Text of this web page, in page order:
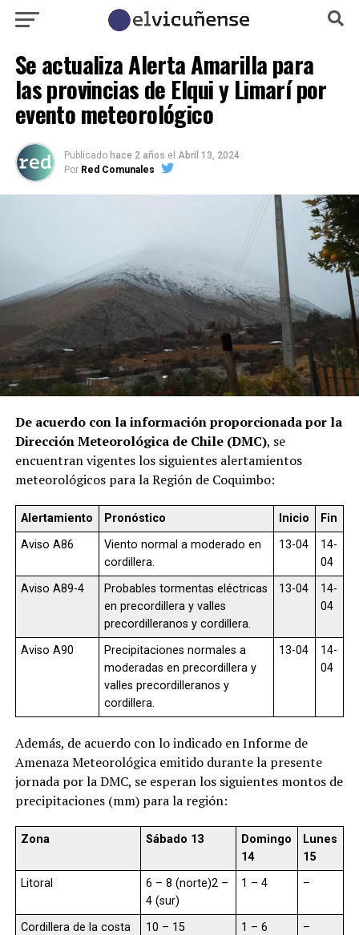
Se actualiza Alerta Amarilla para
las provincias de Elqui y Limarí por
evento meteorológico
Publicado hace 2 años el Abril 13, 2024
Por Red Comunales
De acuerdo con la información proporcionada por la
Dirección Meteorológica de Chile (DMC), se
encuentran vigentes los siguientes alertamientos
meteorológicos para la Región de Coquimbo:
Alertamiento Pronóstico Inicio
Fin
Aviso A86
Viento normal a moderado en
cordillera.
13-04
14-
04
Aviso A89-4
Probables tormentas eléctricas
en precordillera y valles
precordilleranos y cordillera.
13-04
14-
04
Aviso A90
Precipitaciones normales a
moderadas en precordillera y
valles precordilleranos y
cordillera.
13-04
14-
04
Además, de acuerdo con lo indicado en Informe de
Amenaza Meteorológica emitido durante la presente
jornada por la DMC, se esperan los siguientes montos de
precipitaciones (mm) para la región:
Zona Sábado 13
Domingo
14
Lunes
15
Litoral
6 – 8 (norte)2 –
4 (sur)
1 – 4 –
Cordillera de la costa
10 – 15
1 – 6 –